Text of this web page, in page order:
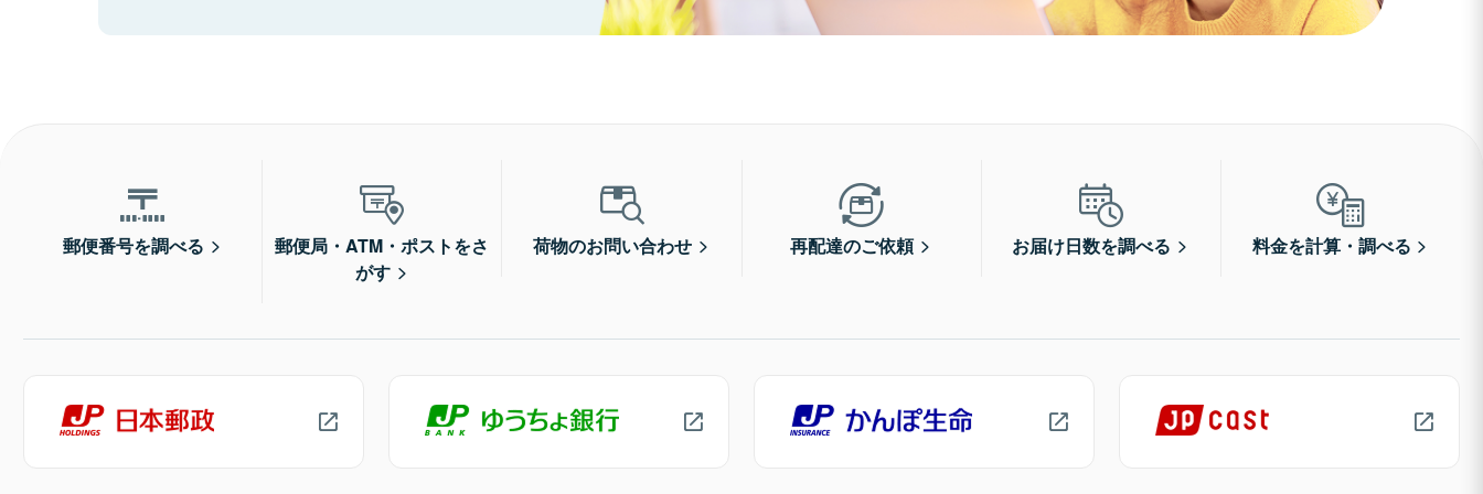
郵便番号を調べる
郵便局・ATM・ポストをさ
がす
荷物のお問い合わせ 再配達のご依頼 お届け日数を調べる 料金を計算・調べる